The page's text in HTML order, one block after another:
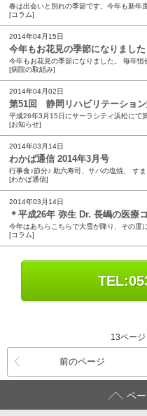
[コラム]
2014年04月15日
今年もお花見の季節になりました
[病院の取組み]
2014年04月02日
第51回 静岡リハビリテーショ
[お知らせ]
2014年03月14日
わかば通信 2014年3月号
[わかば通信]
2014年03月14日
＊平成26年 弥生 Dr. 長嶋の医療
[コラム]
13ペー
前のページ
ペ